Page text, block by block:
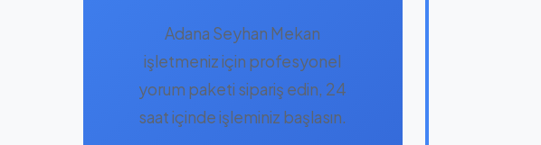
Adana Seyhan Mekan
işletmeniz için profesyonel
yorum paketi sipariş edin, 24
saat içinde işleminiz başlasın.